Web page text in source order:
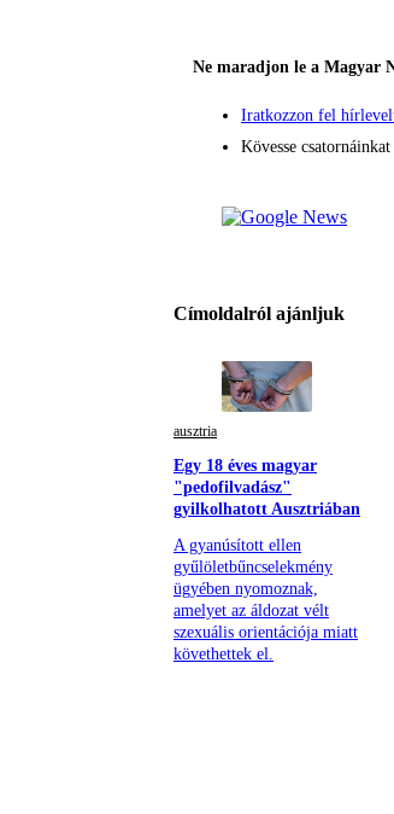
Ne maradjon le a Magyar
Iratkozzon fel
Kövesse csatornáinkat
Címoldalról ajánljuk
ausztria
Egy 18 éves magyar
"pedofilvadász"
gyilkolhatott Ausztriában
A gyanúsított ellen
gyűlöletbűncselekmény
ügyében nyomoznak,
amelyet az áldozat vélt
szexuális orientációja miatt
követhettek el.